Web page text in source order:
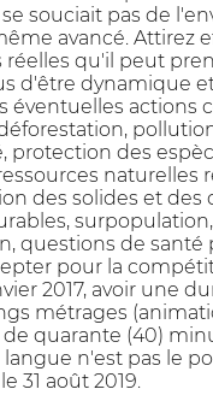
souciait pas de
avancé. Attirez
qu'il peut
d'être dynamique
actions
protection des
naturelles
des solides et
questions de
pour la
2017, avoir une
métrages
de quarante (40)
n'est pas le
31 août 2019.